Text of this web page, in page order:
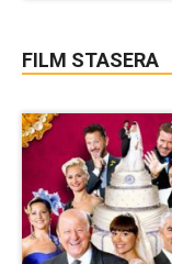
FILM STASERA